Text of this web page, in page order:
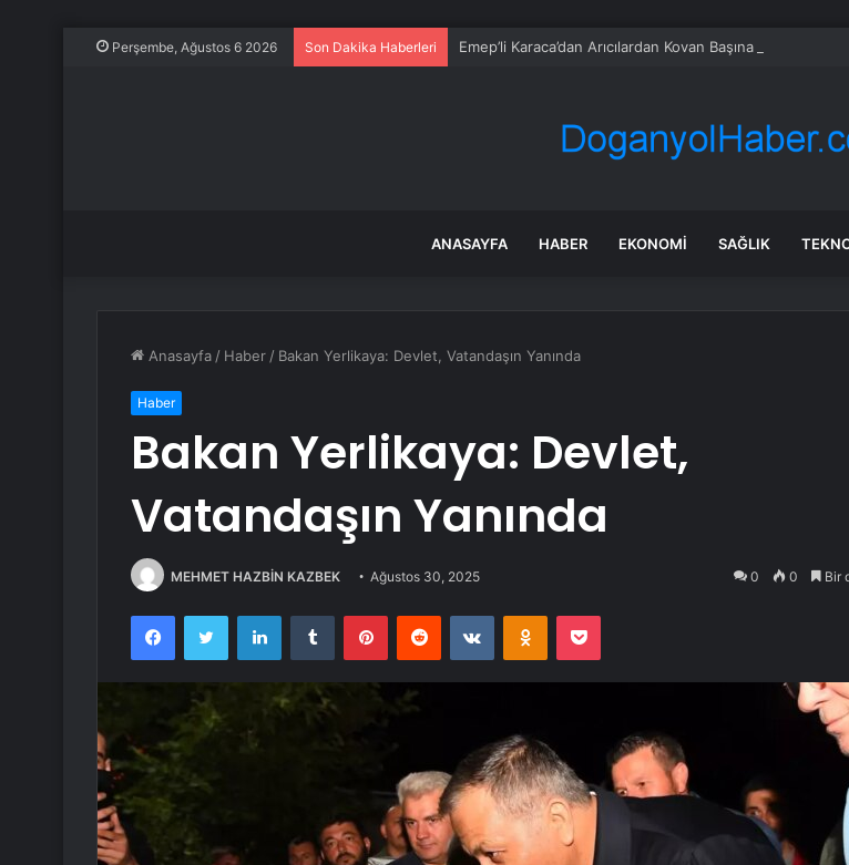
Perşembe, Ağustos 6 2026 Son Dakika Haberleri Emep’li Karaca’dan Arıcılardan Kovan Başına 100 Lira
ANASAYFA HABER EKONOMI SAĞLIK
Anasayfa / Haber / Bakan Yerlikaya: Devlet, Vatandaşın Yanında
Haber
Bakan Yerlikaya: Devlet,
Vatandaşın Yanında
MEHMET HAZBİN KAZBEK Ağustos 30, 2025 0 0 Bir
FacebookTwitter LinkedInTumblr PinterestReddit VKontakteOdnoklassniki
Pocket